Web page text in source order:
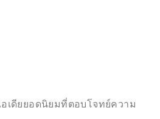
เดียยอดนิยมที่ตอบโจทย์ความ